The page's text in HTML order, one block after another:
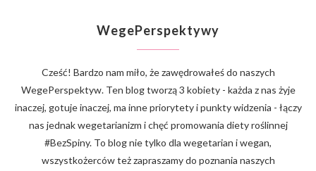
WegePerspektywy
Cześć! Bardzo nam miło, że zawędrowałeś do naszych
WegePerspektyw. Ten blog tworzą 3 kobiety - każda z nas żyje
inaczej, gotuje inaczej, ma inne priorytety i punkty widzenia - łączy
nas jednak wegetarianizm i chęć promowania diety roślinnej
#BezSpiny. To blog nie tylko dla wegetarian i wegan,
wszystkożerców też zapraszamy do poznania naszych